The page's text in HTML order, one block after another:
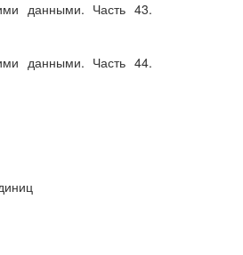
данными. Часть 43.
данными. Часть 44.